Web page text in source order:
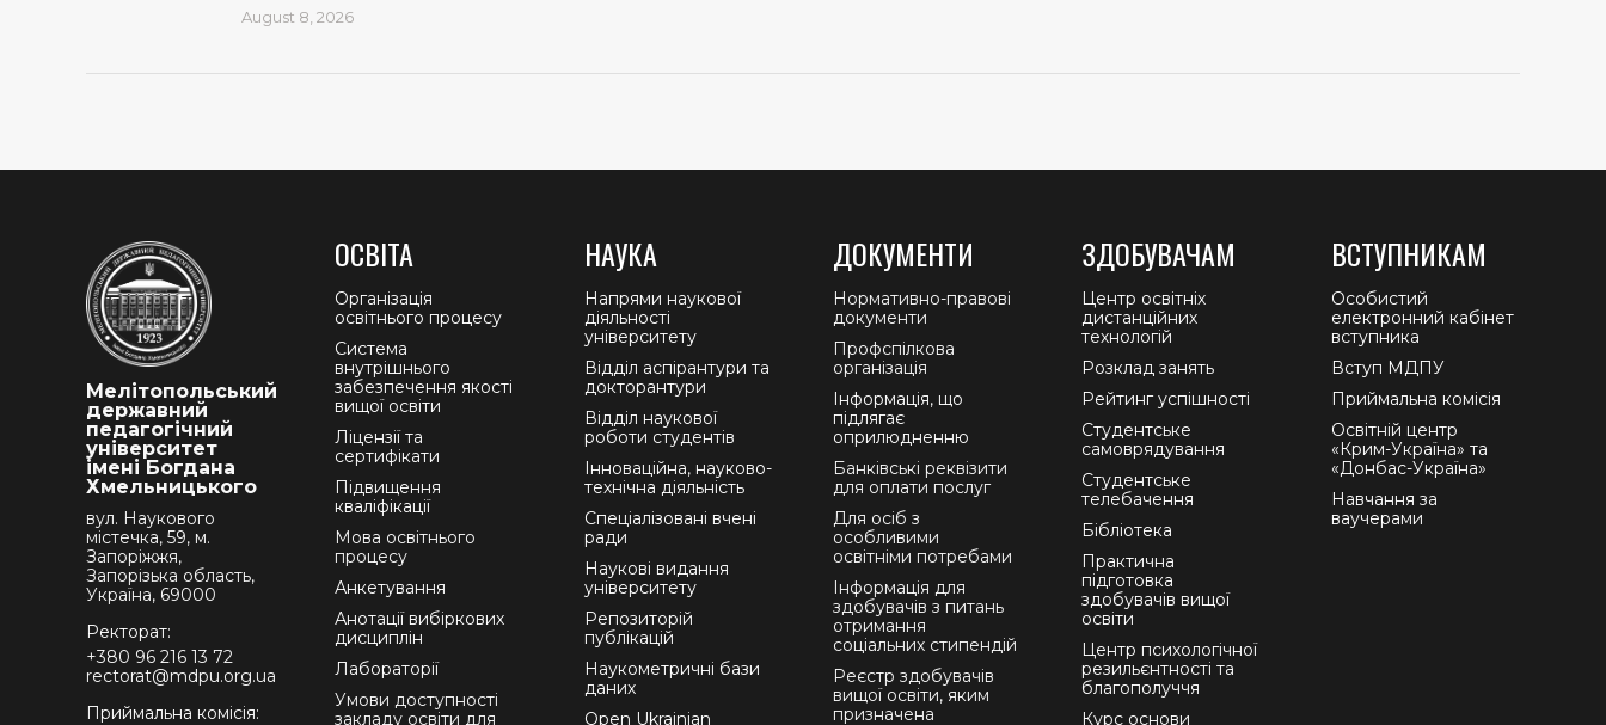
August 8, 2026
Мелітопольський
державний
педагогічний
університет
імені Богдана
Хмельницького
вул. Наукового
містечка, 59, м.
Запоріжжя,
Запорізька область,
Україна, 69000
Ректорат:
+380 96 216 13 72
rectorat@mdpu.org.ua
Приймальна комісія:
ОСВІТА
Організація
освітнього процесу
Система
внутрішнього
забезпечення якості
вищої освіти
Ліцензії та
сертифікати
Підвищення
кваліфікації
Мова освітнього
процесу
Анкетування
Анотації вибіркових
дисциплін
Лабораторії
Умови доступності
закладу освіти для
НАУКА
Напрями наукової
діяльності
університету
Відділ аспірантури та
докторантури
Відділ наукової
роботи студентів
Інноваційна, науково-
технічна діяльність
Спеціалізовані вчені
ради
Наукові видання
університету
Репозиторій
публікацій
Наукометричні бази
даних
Open Ukrainian
ДОКУМЕНТИ
Нормативно-правові
документи
Профспілкова
організація
Інформація, що
підлягає
оприлюдненню
Банківські реквізити
для оплати послуг
Для осіб з
особливими
освітніми потребами
Інформація для
здобувачів з питань
отримання
соціальних стипендій
Реєстр здобувачів
вищої освіти, яким
призначена
ЗДОБУВАЧАМ
Центр освітніх
дистанційних
технологій
Розклад занять
Рейтинг успішності
Студентське
самоврядування
Студентське
телебачення
Бібліотека
Практична
підготовка
здобувачів вищої
освіти
Центр психологічної
резильєнтності та
благополуччя
Курс основи
ВСТУПНИКАМ
Особистий
електронний кабінет
вступника
Вступ МДПУ
Приймальна комісія
Освітній центр
«Крим-Україна» та
«Донбас-Україна»
Навчання за
ваучерами